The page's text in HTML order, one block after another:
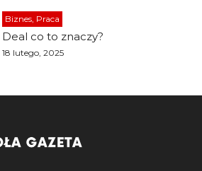
Biznes, Praca
Deal co to znaczy?
18 lutego, 2025